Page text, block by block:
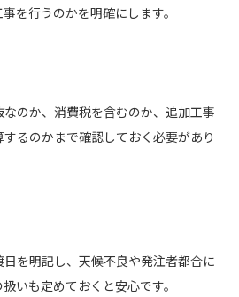
を行うのかを明確にします。
のか、消費税を含むのか、追加工事
るのかまで確認しておく必要があり
を明記し、天候不良や発注者都合に
いも定めておくと安心です。